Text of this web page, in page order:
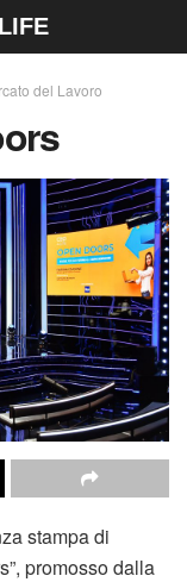
del Lavoro
stampa di
promosso dalla